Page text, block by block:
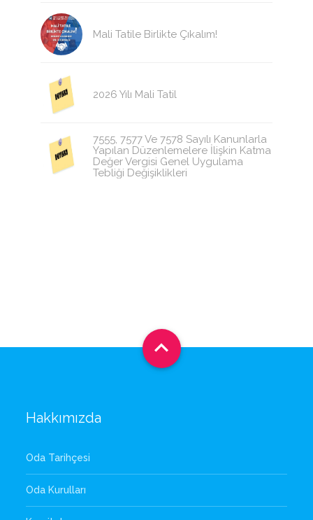
Mali Tatile Birlikte Çıkalım!
2026 Yılı Mali Tatil
7555, 7577 Ve 7578 Sayılı Kanunlarla
Yapılan Düzenlemelere İlişkin Katma
Değer Vergisi Genel Uygulama
Tebliği Değişiklikleri

Hakkımızda
Oda Tarihçesi
Oda Kurulları